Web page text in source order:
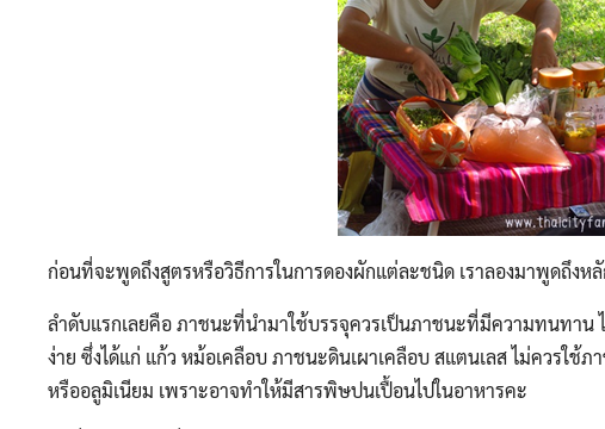
ก่อนที่จะพูดถึงสูตรหรือวิธีการในการดองผักแต่ละชนิด เราลองมาพูดถึง
ลำดับแรกเลยคือ ภาชนะที่นำมาใช้บรรจุควรเป็นภาชนะที่มีความทนทาน
ง่าย ซึ่งได้แก่ แก้ว หม้อเคลือบ ภาชนะดินเผาเคลือบ สแตนเลส ไม่ควรใช้
หรืออลูมิเนียม เพราะอาจทำให้มีสารพิษปนเปื้อนไปในอาหารคะ